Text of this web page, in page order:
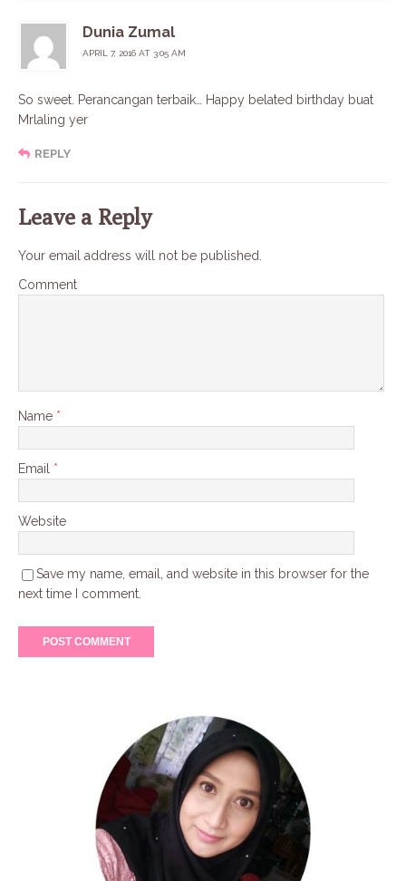
Dunia Zumal
APRIL 7, 2016 AT 3:05 AM
So sweet. Perancangan terbaik… Happy belated birthday buat
Mrlaling yer
REPLY
Leave a Reply
Your email address will not be published.
Comment
Name *
Email *
Website
Save my name, email, and website in this browser for the
next time I comment.